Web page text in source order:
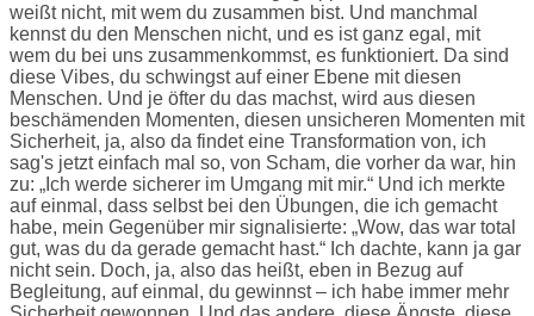
weißt nicht, mit wem du zusammen bist. Und manchmal
kennst du den Menschen nicht, und es ist ganz egal, mit
wem du bei uns zusammenkommst, es funktioniert. Da sind
diese Vibes, du schwingst auf einer Ebene mit diesen
Menschen. Und je öfter du das machst, wird aus diesen
beschämenden Momenten, diesen unsicheren Momenten mit
Sicherheit, ja, also da findet eine Transformation von, ich
sag's jetzt einfach mal so, von Scham, die vorher da war, hin
zu: „Ich werde sicherer im Umgang mit mir.“ Und ich merkte
auf einmal, dass selbst bei den Übungen, die ich gemacht
habe, mein Gegenüber mir signalisierte: „Wow, das war total
gut, was du da gerade gemacht hast.“ Ich dachte, kann ja gar
nicht sein. Doch, ja, also das heißt, eben in Bezug auf
Begleitung, auf einmal, du gewinnst – ich habe immer mehr